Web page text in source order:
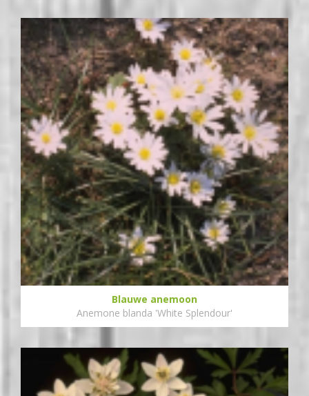
Blauwe anemoon
Anemone blanda 'White Splendour'